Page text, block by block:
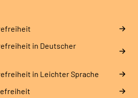
in Deutscher
in Leichter Sprache